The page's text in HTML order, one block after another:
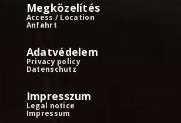
Megközelítés
Access / Location
Anfahrt
Adatvédelem
Privacy policy
Datenschutz
Impresszum
Legal notice
Impressum